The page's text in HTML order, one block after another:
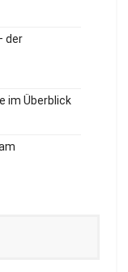
der
im Überblick